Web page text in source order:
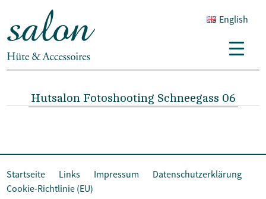
Hutsalon Fotoshooting Schneegass 06
Startseite Links Impressum
Datenschutzerklärung
Cookie-Richtlinie (EU)
English